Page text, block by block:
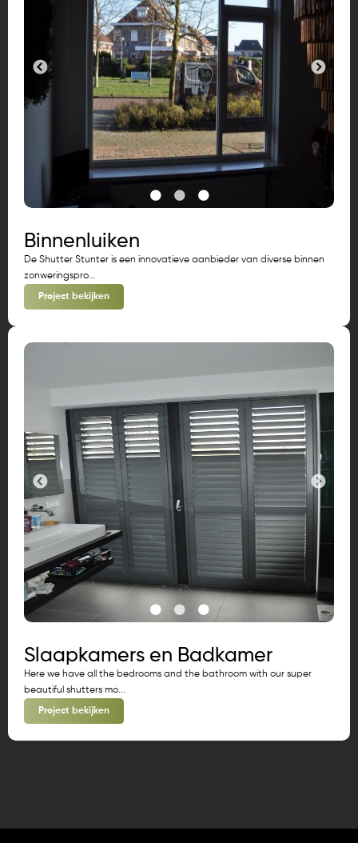
Binnenluiken
De Shutter Stunter is een innovatieve aanbieder van diverse binnen
zonweringspro...
Project bekijken
Slaapkamers en Badkamer
Here we have all the bedrooms and the bathroom with our super
beautiful shutters mo...
Project bekijken